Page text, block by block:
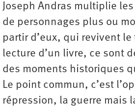
Joseph Andras multiplie
de personnages plus ou
partir d’eux, qui revivent le
lecture d’un livre, ce sont
des moments historiques
Le point commun, c’est
répression, la guerre mais